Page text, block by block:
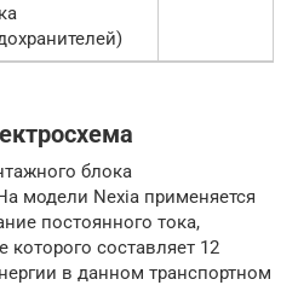
блока
модели Nexia применяется
постоянного тока,
составляет 12
в данном транспортном